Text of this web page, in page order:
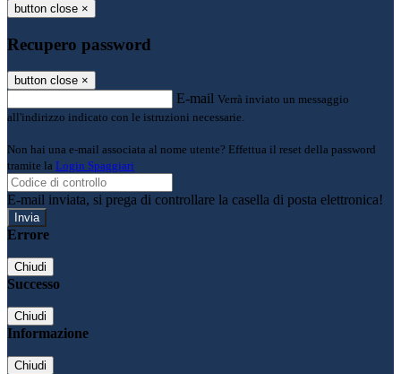
button close ×
Recupero password
button close ×
E-mail Verrà inviato un messaggio
all'indirizzo indicato con le istruzioni necessarie.
Non hai una e-mail associata al nome utente? Effettua il reset della password
tramite la Login Spaggiari
E-mail inviata, si prega di controllare la casella di posta elettronica!
Errore
Chiudi
Successo
Chiudi
Informazione
Chiudi